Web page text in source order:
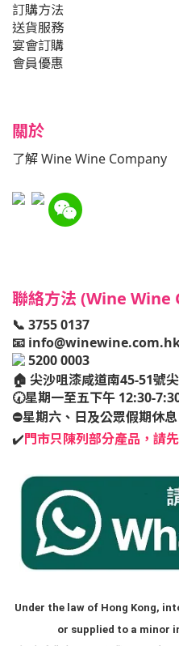
訂購方法
送貨服務
宴會訂購
會員優惠
關於
了解 Wine Wine Company
聯絡方法 (Wine
📞 3755 0137
📧
5200 0003
🏠 尖沙咀漆咸道南45-51號
🕢星期一至五下午 12:30-
⛔️星期六、日及公眾假期休息
✔️門市只陳列部分產品，請
Under the law of Hong Kong,
or supplied to a minor